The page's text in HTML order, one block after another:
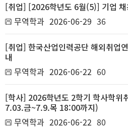
[취업] [2026학년도 6월(5)] 기업 채
무역학과 2026-06-29 36
[취업] 한국산업인력공단 해외취업
내
무역학과 2026-06-22 60
[학사] 2026학년도 2학기 학사학위
7.03.금~7.9.목 18:00까지)
무역학과 2026-06-22 80